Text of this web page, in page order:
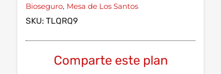
Bioseguro, Mesa de Los Santos
SKU: TLQRQ9
Comparte este plan